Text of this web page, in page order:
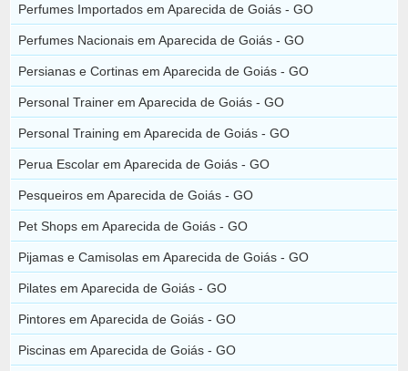
Perfumes Importados em Aparecida de Goiás - GO
Perfumes Nacionais em Aparecida de Goiás - GO
Persianas e Cortinas em Aparecida de Goiás - GO
Personal Trainer em Aparecida de Goiás - GO
Personal Training em Aparecida de Goiás - GO
Perua Escolar em Aparecida de Goiás - GO
Pesqueiros em Aparecida de Goiás - GO
Pet Shops em Aparecida de Goiás - GO
Pijamas e Camisolas em Aparecida de Goiás - GO
Pilates em Aparecida de Goiás - GO
Pintores em Aparecida de Goiás - GO
Piscinas em Aparecida de Goiás - GO